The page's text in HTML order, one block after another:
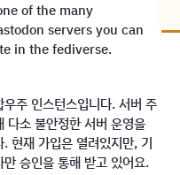
of the many
servers you can
in the fediverse.
주 인스턴스입니다. 서버 주
다소 불안정한 서버 운영을
현재 가입은 열려있지만, 기
승인을 통해 받고 있어요.